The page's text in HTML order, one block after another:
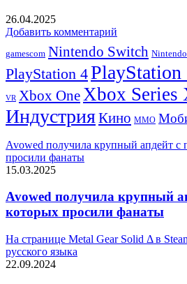
26.04.2025
Добавить комментарий
gamescom Nintendo Switch
PlayStation 4PlayStation
VR Xbox One Xbox Series
ИндустрияКино ММО
Avowed получила крупный апдейт с
просили фанаты
15.03.2025
Avowed получила крупный
которых просили фанаты
На странице Metal Gear Solid Δ в
русского языка
22.09.2024